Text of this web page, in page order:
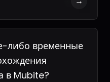
либо временные
в Mubite?